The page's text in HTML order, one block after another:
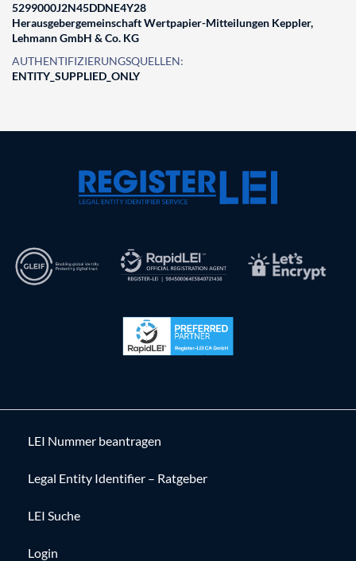
5299000J2N45DDNE4Y28
Herausgebergemeinschaft Wertpapier-Mitteilungen Keppler,
Lehmann GmbH & Co. KG
AUTHENTIFIZIERUNGSQUELLEN:
ENTITY_SUPPLIED_ONLY
LEI Nummer beantragen
Legal Entity Identifier – Ratgeber
LEI Suche
Login